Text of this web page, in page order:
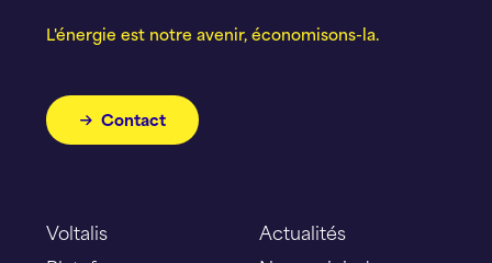
L'énergie est notre avenir, économisons-la.
Contact
Voltalis
Actualités